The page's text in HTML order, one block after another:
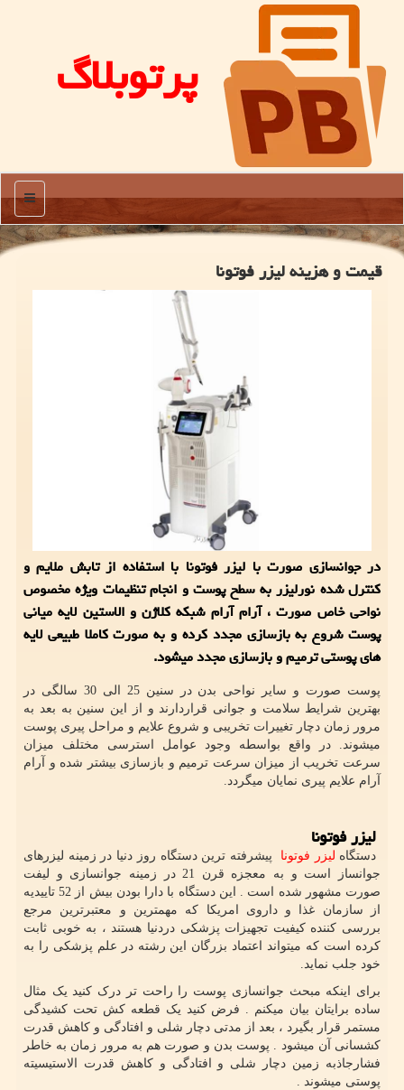
پرتوبلاگ
منو
قیمت و هزینه لیزر فوتونا
در جوانسازی صورت با لیزر فوتونا با استفاده از تابش ملایم و
کنترل شده نورلیزر به سطح پوست و انجام تنظیمات ویژه مخصوص
نواحی خاص صورت ، آرام آرام شبکه کلاژن و الاستین لایه میانی
پوست شروع به بازسازی مجدد کرده و به صورت کاملا طبیعی لایه
های پوستی ترمیم و بازسازی مجدد میشود.
پوست صورت و سایر نواحی بدن در سنین 25 الی 30 سالگی در
بهترین شرایط سلامت و جوانی قراردارند و از این سنین به بعد به
مرور زمان دچار تغییرات تخریبی و شروع علایم و مراحل پیری پوست
میشوند. در واقع بواسطه وجود عوامل استرسی مختلف میزان
سرعت تخریب از میزان سرعت ترمیم و بازسازی بیشتر شده و آرام
آرام علایم پیری نمایان میگردد.
لیزر فوتونا
دستگاه لیزر فوتونا پیشرفته ترین دستگاه روز دنیا در زمینه لیزرهای
جوانساز است و به معجزه قرن 21 در زمینه جوانسازی و لیفت
صورت مشهور شده است . این دستگاه با دارا بودن بیش از 52 تاییدیه
از سازمان غذا و داروی امریکا که مهمترین و معتبرترین مرجع
بررسی کننده کیفیت تجهیزات پزشکی دردنیا هستند ، به خوبی ثابت
کرده است که میتواند اعتماد بزرگان این رشته در علم پزشکی را به
خود جلب نماید.
برای اینکه مبحث جوانسازی پوست را راحت تر درک کنید یک مثال
ساده برایتان بیان میکنم . فرض کنید یک قطعه کش تحت کشیدگی
مستمر قرار بگیرد ، بعد از مدتی دچار شلی و افتادگی و کاهش قدرت
کشسانی آن میشود . پوست بدن و صورت هم به مرور زمان به خاطر
فشارجاذبه زمین دچار شلی و افتادگی و کاهش قدرت الاستیسیته
پوستی میشوند .